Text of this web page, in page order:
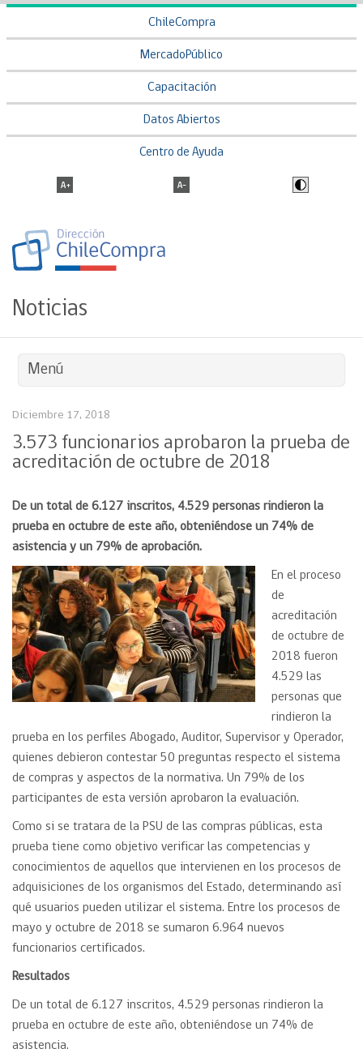
ChileCompra
MercadoPúblico
Capacitación
Datos Abiertos
Centro de Ayuda
Noticias
Menú
Diciembre 17, 2018
3.573 funcionarios aprobaron la prueba de
acreditación de octubre de 2018
De un total de 6.127 inscritos, 4.529 personas rindieron la
prueba en octubre de este año, obteniéndose un 74% de
asistencia y un 79% de aprobación.
En el proceso
de
acreditación
de octubre de
2018 fueron
4.529 las
personas que
rindieron la
prueba en los perfiles Abogado, Auditor, Supervisor y Operador,
quienes debieron contestar 50 preguntas respecto el sistema
de compras y aspectos de la normativa. Un 79% de los
participantes de esta versión aprobaron la evaluación.
Como si se tratara de la PSU de las compras públicas, esta
prueba tiene como objetivo verificar las competencias y
conocimientos de aquellos que intervienen en los procesos de
adquisiciones de los organismos del Estado, determinando así
qué usuarios pueden utilizar el sistema. Entre los procesos de
mayo y octubre de 2018 se sumaron 6.964 nuevos
funcionarios certificados.
Resultados
De un total de 6.127 inscritos, 4.529 personas rindieron la
prueba en octubre de este año, obteniéndose un 74% de
asistencia.